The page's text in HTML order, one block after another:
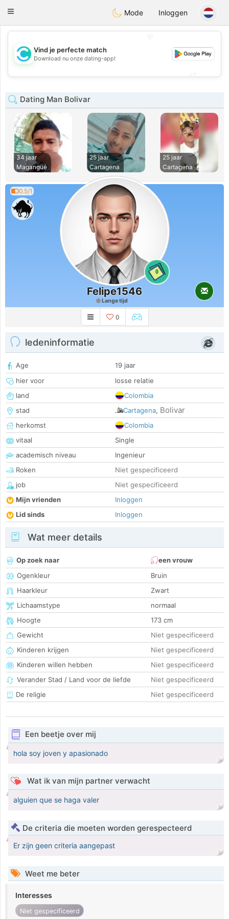
olombiaCitas
Toggle
Mode Inloggen
💖
💕
Vind je perfecte match
Download nu onze dating-app!
Dating Man Bolivar
34 jaar
Magangué
25 jaar
Cartagena
25 jaar
Cartagena
0.5/1
0
Felipe1546
Lange tijd
0
ledeninformatie
Age
19 jaar
hier voor
losse relatie
land
Colombia
stad
Cartagena, Bolivar
herkomst
Colombia
vitaal
Single
academisch niveau
Ingenieur
Roken
Niet gespecificeerd
job
Niet gespecificeerd
Mijn vrienden
Inloggen
Lid sinds
Inloggen
Wat meer details
Op zoek naar
een vrouw
Ogenkleur
Bruin
Haarkleur
Zwart
Lichaamstype
normaal
Hoogte
173 cm
Gewicht
Niet gespecificeerd
Kinderen krijgen
Niet gespecificeerd
Kinderen willen hebben
Niet gespecificeerd
Verander Stad / Land voor de liefde
Niet gespecificeerd
De religie
Niet gespecificeerd
Een beetje over mij
hola soy joven y apasionado
Wat ik van mijn partner verwacht
alguien que se haga valer
De criteria die moeten worden gerespecteerd
Er zijn geen criteria aangepast
Weet me beter
Interesses
Niet gespecificeerd